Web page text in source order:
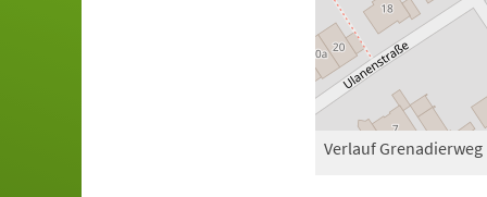
Verlauf Grenadierweg